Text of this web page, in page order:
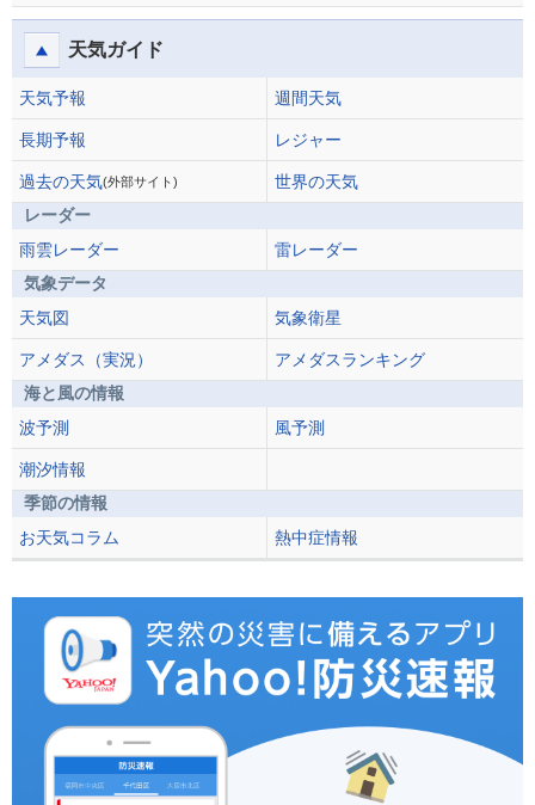
天気ガイド
天気予報 週間天気
長期予報 レジャー
過去の天気(外部サイト)
世界の天気
レーダー
雨雲レーダー
雷レーダー
気象データ
天気図
気象衛星
アメダス（実況）
アメダスランキング
海と風の情報
波予測
風予測
潮汐情報
季節の情報
お天気コラム
熱中症情報